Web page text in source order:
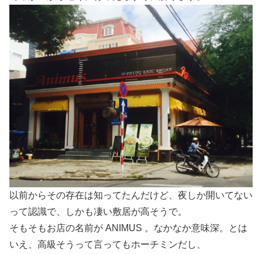
以前からその存在は知ってたんだけど、夜しか開いてない
って認識で、しかも凄い敷居が高そうで。
そもそもお店の名前が ANIMUS 。なかなか意味深。とは
いえ、高級そうって言ってもホーチミンだし、